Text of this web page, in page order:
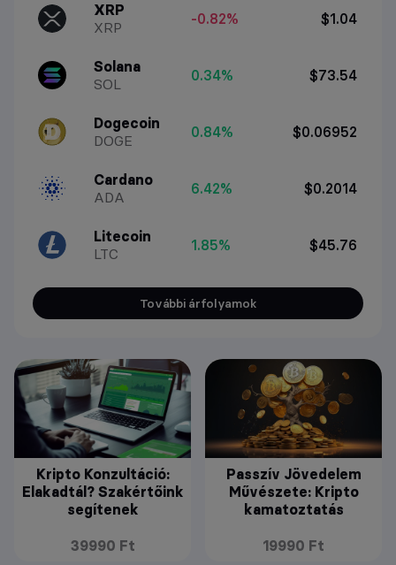
XRP
XRP
-0.82% $1.04
Solana
SOL
0.34% $73.54
Dogecoin
DOGE
0.84% $0.06952
Cardano
ADA
6.42% $0.2014
Litecoin
LTC
1.85% $45.76
További árfolyamok
Kripto Konzultáció:
Elakadtál? Szakértőink
segítenek
39990 Ft
Passzív Jövedelem
Művészete: Kripto
kamatoztatás
19990 Ft